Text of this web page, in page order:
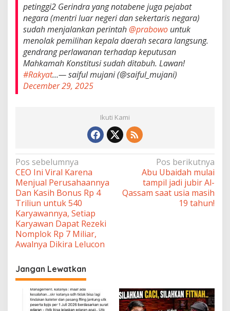
petinggi2 Gerindra yang notabene juga pejabat
negara (mentri luar negeri dan sekertaris negara)
sudah menjalankan perintah@prabowo untuk
menolak pemilihan kepala daerah secara langsung.
gendrang perlawanan terhadap keputusan
Mahkamah Konstitusi sudah ditabuh. Lawan!
#Rakyat…— saiful mujani (@saiful_mujani)
December 29, 2025
Ikuti Kami
Navigasi
pos
Pos sebelumnya
CEO Ini Viral Karena
Menjual Perusahaannya
Dan Kasih Bonus Rp 4
Triliun untuk 540
Karyawannya, Setiap
Karyawan Dapat Rezeki
Nomplok Rp 7 Miliar,
Awalnya Dikira Lelucon
Pos berikutnya
Abu Ubaidah mulai
tampil jadi jubir Al-
Qassam saat usia masih
19 tahun!
Jangan Lewatkan